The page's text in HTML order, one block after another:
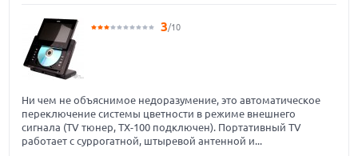
3/10
Ни чем не объяснимое недоразумение, это автоматическое
переключение системы цветности в режиме внешнего
сигнала (TV тюнер, TX-100 подключен). Портативный TV
работает с суррогатной, штыревой антенной и...